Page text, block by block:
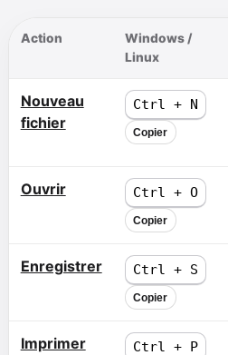
Action
Windows /
Linux
Nouveau
fichier
Ctrl + N
Copier
Ouvrir Ctrl + O
Copier
Enregistrer Ctrl + S
Copier
Imprimer Ctrl + P